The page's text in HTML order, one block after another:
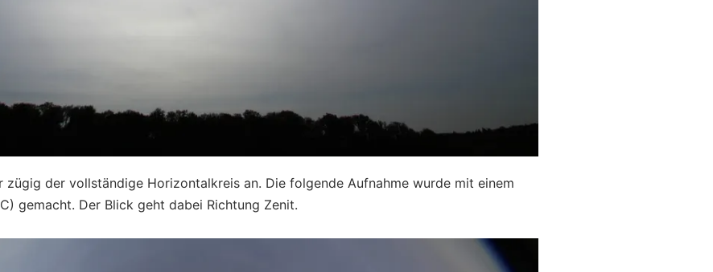
zügig der vollständige Horizontalkreis an. Die folgende Aufnahme wurde mit einem
gemacht. Der Blick geht dabei Richtung Zenit.